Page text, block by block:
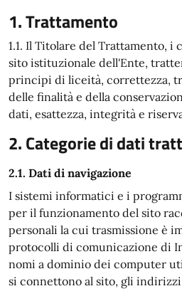
1. Trattamento
1.1. Il Titolare del Trattamento,
sito istituzionale dell'Ente,
principi di liceità, correttezza,
delle finalità e della
dati, esattezza, integrità e
2. Categorie di dati
2.1. Dati di navigazione
I sistemi informatici e i
per il funzionamento del sito
personali la cui trasmissione è
protocolli di comunicazione di
nomi a dominio dei computer
si connettono al sito, gli